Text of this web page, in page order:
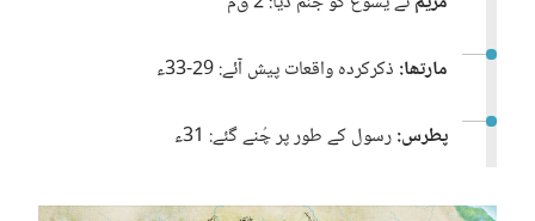
مارتھا:‏ ذکرکردہ واقعات پیش آئے:‏ 29-‏33ء
پطرس:‏رسول کے طور پر چُنے گئے:‏ 31ء